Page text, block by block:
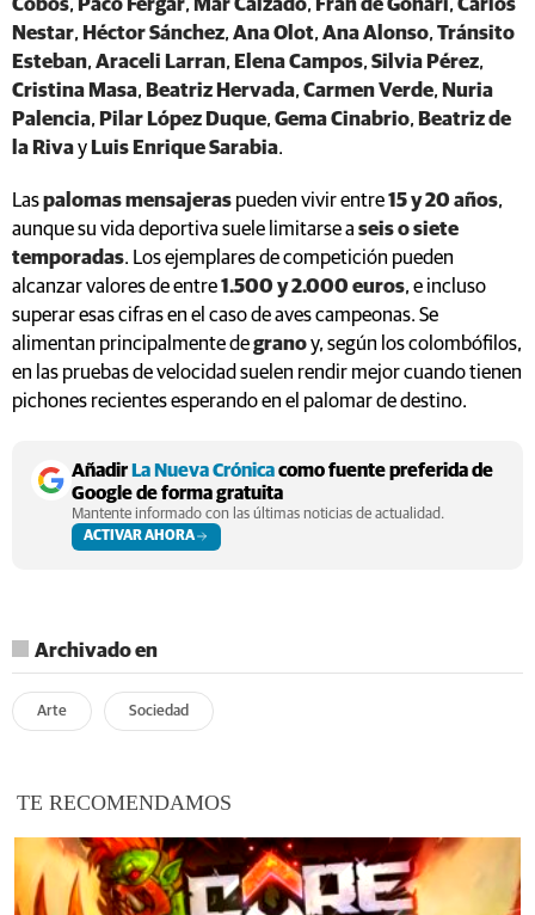
Cobos, Paco Fergar, Mar Calzado, Fran de Gonari, Carlos
Nestar, Héctor Sánchez, Ana Olot, Ana Alonso, Tránsito
Esteban, Araceli Larran, Elena Campos, Silvia Pérez,
Cristina Masa, Beatriz Hervada, Carmen Verde, Nuria
Palencia, Pilar López Duque, Gema Cinabrio, Beatriz de
la Rivay Luis Enrique Sarabia.
Laspalomas mensajeras pueden vivir entre15 y 20 años,
aunque su vida deportiva suele limitarse a seis o siete
temporadas. Los ejemplares de competición pueden
alcanzar valores de entre1.500 y 2.000 euros, e incluso
superar esas cifras en el caso de aves campeonas. Se
alimentan principalmente degranoy, según los colombófilos,
en las pruebas de velocidad suelen rendir mejor cuando tienen
pichones recientes esperando en el palomar de destino.
Añadir La Nueva Crónicacomo fuente preferida de
Google de forma gratuita
Mantente informado con las últimas noticias de actualidad.
ACTIVAR AHORA
Archivado en
Arte Sociedad
TE RECOMENDAMOS